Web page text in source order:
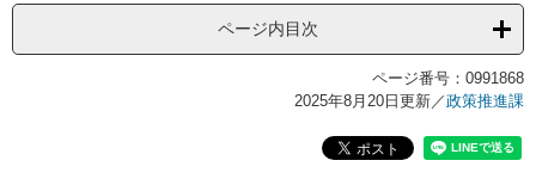
ページ内目次
ページ番号：0991868
2025年8月20日更新／政策推進課